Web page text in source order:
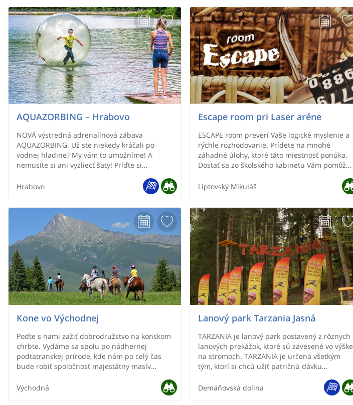
fyzickú zdatnosť.
AQUAZORBING – Hrabovo
NOVÁ výstredná adrenalínová zábava
AQUAZORBING. Už ste niekedy kráčali po
vodnej hladine? My vám to umožníme! A
nemusíte si ani vyzliecť šaty! Príďte si
vyskúšajte si bezpečnú a jedinečnú zábavu na
vode… Navštívte nás v Hrabovskej doline.
Hrabovo
Escape room pri Laser aréne
ESCAPE room preverí Vaše logické myslenie a
rýchle rozhodovanie. Prídete na mnohé
záhadné úlohy, ktoré táto miestnosť ponúka.
Dostať sa zo školského kabinetu Vám pomôžu
chémie.
Liptovský Mikuláš
Kone vo Východnej
Poďte s nami zažiť dobrodružstvo na konskom
chrbte. Vydáme sa spolu po nádhernej
podtatranskej prírode, kde nám po celý čas
bude robiť spoločnosť majestátny masív
Východná
Lanový park Tarzania Jasná
TARZANIA je lanový park postavený z rôznych
lanových prekážok, ktoré sú zavesené vo výške
na stromoch. TARZANIA je určená všetkým
tým, ktorí si chcú užiť patričnú dávku
hlavne perfektný zážitok. V parku nájdete dve
trasy rôznej obtiažnosti pre dospelých (výška
Demäňovská dolina